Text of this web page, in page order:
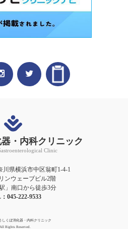
・内科クリニック
Clinic
川県横浜市中区翁町1-4-1
ンウェーブビル2階
」南口から徒歩3分
045-222-9533
しくぼ消化器・内科クリニック
All Rights Reserved.